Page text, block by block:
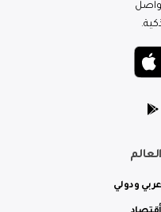
العالم
عربي ودولي